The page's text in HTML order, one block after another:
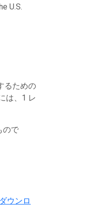
U.S.
るための
は、1 レ
ので
ダウンロ